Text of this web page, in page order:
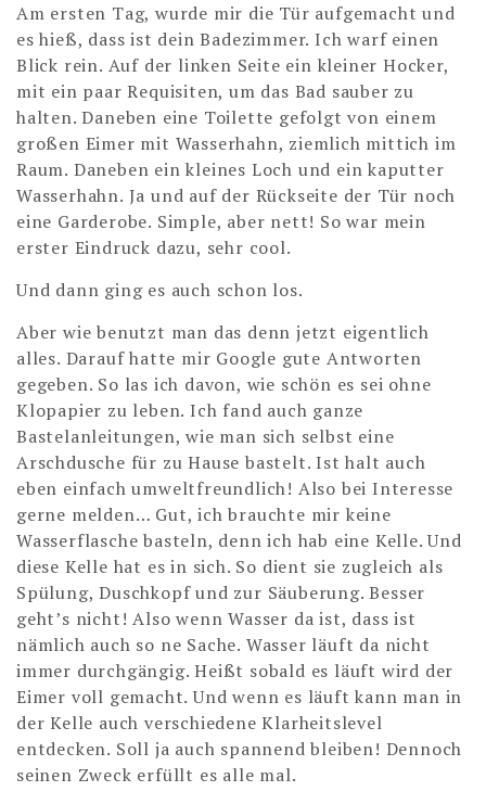
Am ersten Tag, wurde mir die Tür aufgemacht und
es hieß, dass ist dein Badezimmer. Ich warf einen
Blick rein. Auf der linken Seite ein kleiner Hocker,
mit ein paar Requisiten, um das Bad sauber zu
halten. Daneben eine Toilette gefolgt von einem
großen Eimer mit Wasserhahn, ziemlich mittich im
Raum. Daneben ein kleines Loch und ein kaputter
Wasserhahn. Ja und auf der Rückseite der Tür noch
eine Garderobe. Simple, aber nett! So war mein
erster Eindruck dazu, sehr cool.
Und dann ging es auch schon los.
Aber wie benutzt man das denn jetzt eigentlich
alles. Darauf hatte mir Google gute Antworten
gegeben. So las ich davon, wie schön es sei ohne
Klopapier zu leben. Ich fand auch ganze
Bastelanleitungen, wie man sich selbst eine
Arschdusche für zu Hause bastelt. Ist halt auch
eben einfach umweltfreundlich! Also bei Interesse
gerne melden… Gut, ich brauchte mir keine
Wasserflasche basteln, denn ich hab eine Kelle. Und
diese Kelle hat es in sich. So dient sie zugleich als
Spülung, Duschkopf und zur Säuberung. Besser
geht’s nicht! Also wenn Wasser da ist, dass ist
nämlich auch so ne Sache. Wasser läuft da nicht
immer durchgängig. Heißt sobald es läuft wird der
Eimer voll gemacht. Und wenn es läuft kann man in
der Kelle auch verschiedene Klarheitslevel
entdecken. Soll ja auch spannend bleiben! Dennoch
seinen Zweck erfüllt es alle mal.